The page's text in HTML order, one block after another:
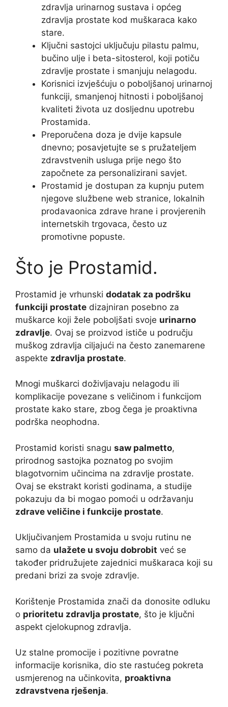
zdravlja urinarnog sustava i općeg
zdravlja prostate kod muškaraca kako
stare.
Ključni sastojci uključuju pilastu palmu,
bučino ulje i beta-sitosterol, koji potiču
zdravlje prostate i smanjuju nelagodu.
Korisnici izvješćuju o poboljšanoj urinarnoj
funkciji, smanjenoj hitnosti i poboljšanoj
kvaliteti života uz dosljednu upotrebu
Prostamida.
Preporučena doza je dvije kapsule
dnevno; posavjetujte se s pružateljem
zdravstvenih usluga prije nego što
započnete za personalizirani savjet.
Prostamid je dostupan za kupnju putem
njegove službene web stranice, lokalnih
prodavaonica zdrave hrane i provjerenih
internetskih trgovaca, često uz
promotivne popuste.
Što je Prostamid.
Prostamid je vrhunski dodatak za podršku
funkciji prostate dizajniran posebno za
muškarce koji žele poboljšati svoje urinarno
zdravlje. Ovaj se proizvod ističe u području
muškog zdravlja ciljajući na često zanemarene
aspekte zdravlja prostate.
Mnogi muškarci doživljavaju nelagodu ili
komplikacije povezane s veličinom i funkcijom
prostate kako stare, zbog čega je proaktivna
podrška neophodna.
Prostamid koristi snagu saw palmetto,
prirodnog sastojka poznatog po svojim
blagotvornim učincima na zdravlje prostate.
Ovaj se ekstrakt koristi godinama, a studije
pokazuju da bi mogao pomoći u održavanju
zdrave veličine i funkcije prostate.
Uključivanjem Prostamida u svoju rutinu ne
samo da ulažete u svoju dobrobit već se
također pridružujete zajednici muškaraca koji su
predani brizi za svoje zdravlje.
Korištenje Prostamida znači da donosite odluku
o prioritetu zdravlja prostate, što je ključni
aspekt cjelokupnog zdravlja.
Uz stalne promocije i pozitivne povratne
informacije korisnika, dio ste rastućeg pokreta
usmjerenog na učinkovita, proaktivna
zdravstvena rješenja.